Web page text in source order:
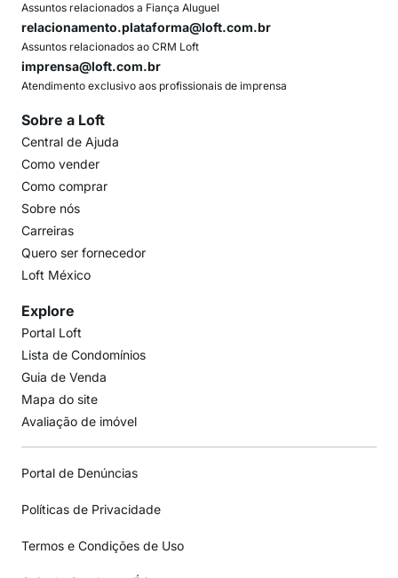
Assuntos relacionados a Fiança Aluguel
relacionamento.plataforma@loft.com.br
Assuntos relacionados ao CRM Loft
imprensa@loft.com.br
Atendimento exclusivo aos profissionais de imprensa
Sobre a Loft
Central de Ajuda
Como vender
Como comprar
Sobre nós
Carreiras
Quero ser fornecedor
Loft México
Explore
Portal Loft
Lista de Condomínios
Guia de Venda
Mapa do site
Avaliação de imóvel
Portal de Denúncias
Políticas de Privacidade
Termos e Condições de Uso